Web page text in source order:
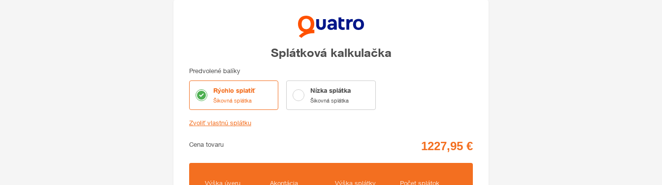
Splátková kalkulačka
Predvolené balíky
Rýchlo splatiť
Šikovná splátka
Nízka splátka
Šikovná splátka
Zvoliť vlastnú splátku
Cena
Cena tovaru
Zhrnutie
Výška úveru Akontácia Výška splátky Počet splátok